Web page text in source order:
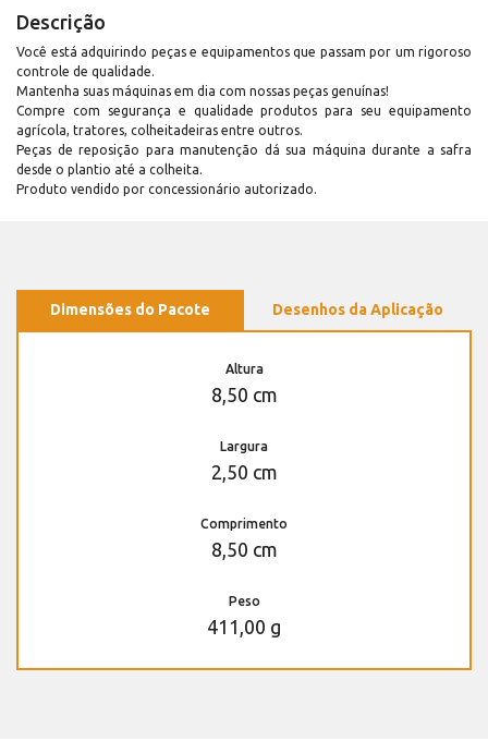
Descrição
Você está adquirindo peças e equipamentos que passam por um rigoroso
controle de qualidade.
Mantenha suas máquinas em dia com nossas peças genuínas!
Compre com segurança e qualidade produtos para seu equipamento
agrícola, tratores, colheitadeiras entre outros.
Peças de reposição para manutenção dá sua máquina durante a safra
desde o plantio até a colheita.
Produto vendido por concessionário autorizado.
Dimensões do Pacote Desenhos da Aplicação
Altura
8,50 cm
Largura
2,50 cm
Comprimento
8,50 cm
Peso
411,00 g